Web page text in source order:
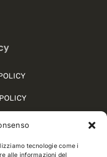
tecnologie come i
alle informazioni del
(UE)
POLICY